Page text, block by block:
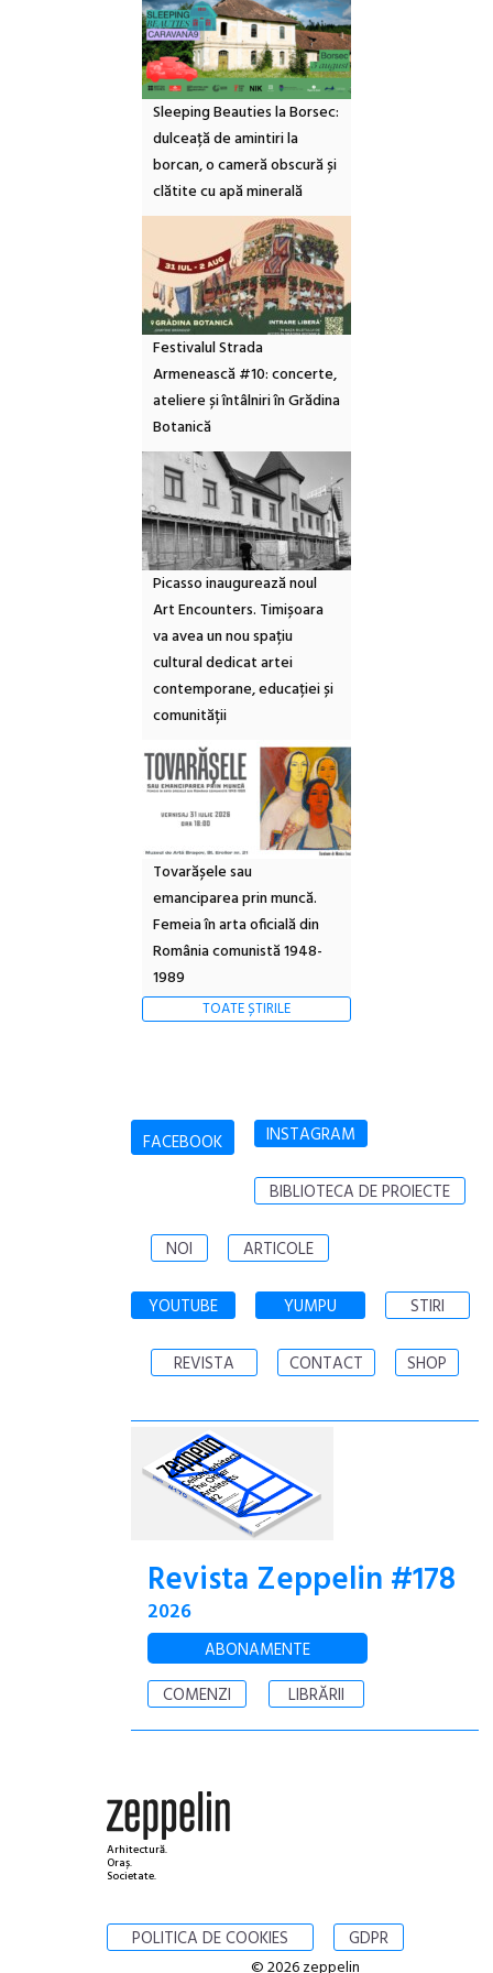
Sleeping Beauties la Borsec:
dulceață de amintiri la
borcan, o cameră obscură și
clătite cu apă minerală
Festivalul Strada
Armenească #10: concerte,
ateliere și întâlniri în Grădina
Botanică
Picasso inaugurează noul
Art Encounters. Timișoara
va avea un nou spațiu
cultural dedicat artei
contemporane, educației și
comunității
Tovarășele sau
emanciparea prin muncă.
Femeia în arta oficială din
România comunistă 1948-
1989
TOATE ȘTIRILE
FACEBOOK INSTAGRAM
BIBLIOTECA DE PROIECTE
NOI ARTICOLE
YOUTUBE YUMPU STIRI
REVISTA CONTACT SHOP
Revista Zeppelin #178
2026
ABONAMENTE
COMENZI
LIBRĂRII
Arhitectură.
Oraș.
Societate.
POLITICA DE COOKIES GDPR